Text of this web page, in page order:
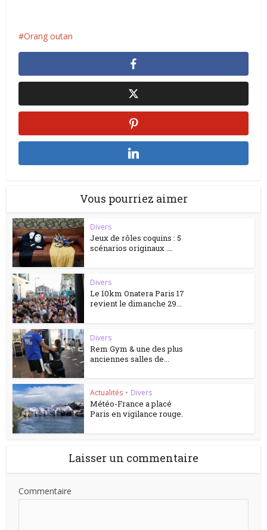
Orang outan
Vous pourriez aimer
Divers
Jeux de rôles coquins : 5
scénarios originaux ….
Divers
Le 10km Onatera Paris 17
revient le dimanche 29...
Divers
Rem Gym & une des plus
anciennes salles de...
Actualités • Divers
Météo-France a placé
Paris en vigilance rouge.
Laisser un commentaire
Commentaire